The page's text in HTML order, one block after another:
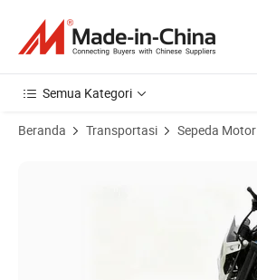
Semua Kategori
Beranda Transportasi Sepeda Motor